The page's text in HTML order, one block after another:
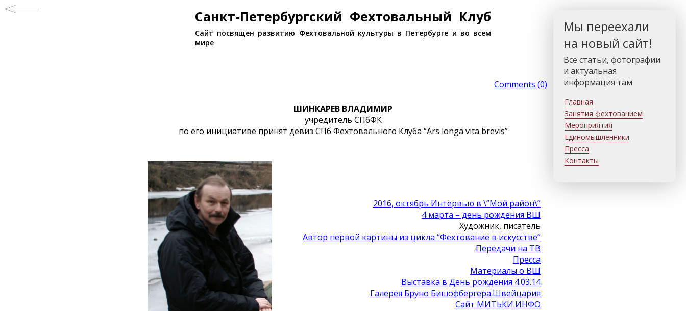
Мы переехали
на новый сайт!
Все статьи, фотографии
и актуальная
информация там
Главная
Занятия фехтованием
Мероприятия
Единомышленники
Пресса
Контакты
Санкт-Петербургский Фехтовальный Клуб
Сайт посвящен развитию Фехтовальной культуры в Петербурге и во всем
мире
Comments (0)
ШИНКАРЕВ ВЛАДИМИР
учредитель СПбФК
по его инициативе принят девиз СПб Фехтовального Клуба “Ars longa vita brevis”
2016, октябрь Интервью в \”Мой район\”
4 марта – день рождения ВШ
Художник, писатель
Автор первой картины из цикла “Фехтование в искусстве”
Передачи на ТВ
Пресса
Материалы о ВШ
Выставка в День рождения 4.03.14
Галерея Бруно Бишофбергера.Швейцария
Сайт МИТЬКИ.ИНФО